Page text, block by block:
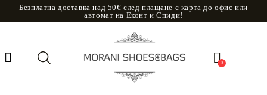
Безплатна доставка над 50€ след плащане с карта до офис или
автомат на Еконт и Спиди!
0